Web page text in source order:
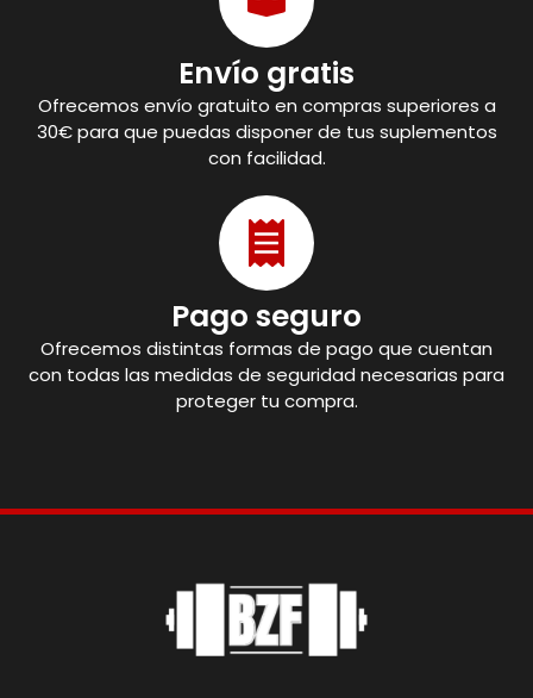
Envío gratis
Ofrecemos envío gratuito en compras superiores a
30€ para que puedas disponer de tus suplementos
con facilidad.
Pago seguro
Ofrecemos distintas formas de pago que cuentan
con todas las medidas de seguridad necesarias para
proteger tu compra.